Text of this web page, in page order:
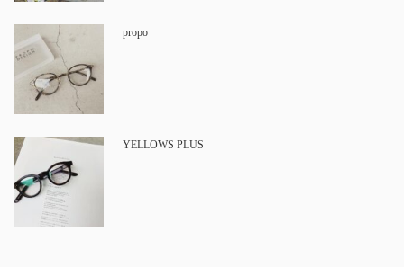
propo
YELLOWS PLUS